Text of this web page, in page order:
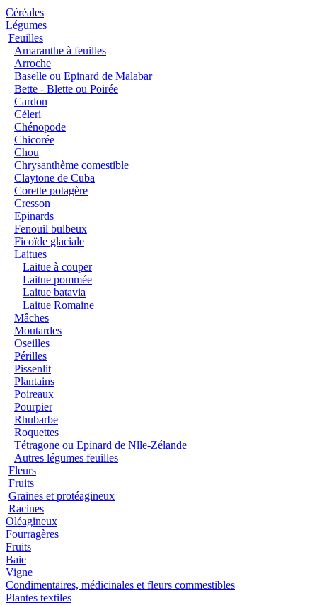
Céréales
Légumes
Feuilles
Amaranthe à feuilles
Arroche
Baselle ou Epinard de Malabar
Bette - Blette ou Poirée
Cardon
Céleri
Chénopode
Chicorée
Chou
Chrysanthème comestible
Claytone de Cuba
Corette potagère
Cresson
Epinards
Fenouil bulbeux
Ficoïde glaciale
Laitues
Laitue à couper
Laitue pommée
Laitue batavia
Laitue Romaine
Mâches
Moutardes
Oseilles
Périlles
Pissenlit
Plantains
Poireaux
Pourpier
Rhubarbe
Roquettes
Tétragone ou Epinard de Nlle-Zélande
Autres légumes feuilles
Fleurs
Fruits
Graines et protéagineux
Racines
Oléagineux
Fourragères
Fruits
Baie
Vigne
Condimentaires, médicinales et fleurs commestibles
Plantes textiles